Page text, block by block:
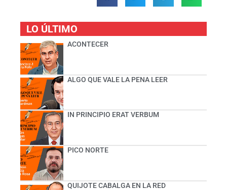
LO ÚLTIMO
ACONTECER
ALGO QUE VALE LA PENA LEER
IN PRINCIPIO ERAT VERBUM
PICO NORTE
QUIJOTE CABALGA EN LA RED